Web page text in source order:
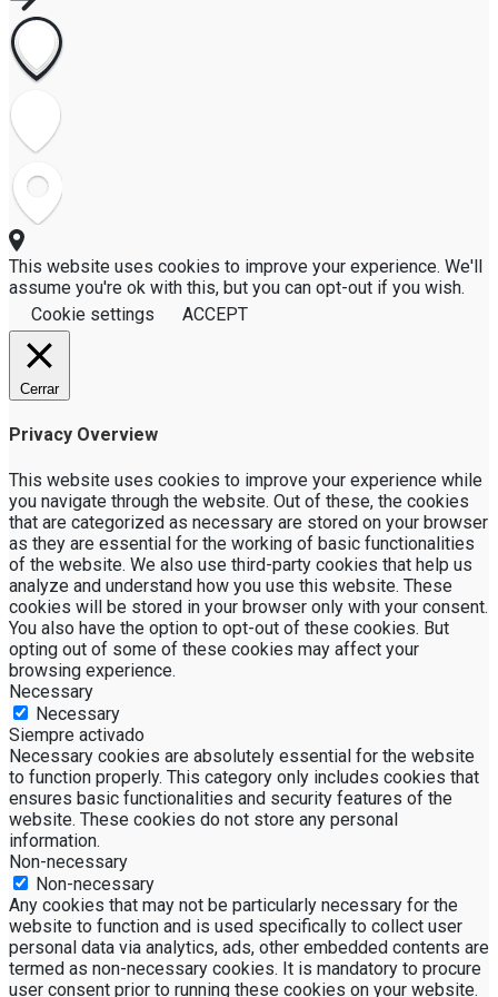
This website uses cookies to improve your experience. We'll
assume you're ok with this, but you can opt-out if you wish.
Cookie settings
ACCEPT
Cerrar
Privacy Overview
This website uses cookies to improve your experience while
you navigate through the website. Out of these, the cookies
that are categorized as necessary are stored on your browser
as they are essential for the working of basic functionalities
of the website. We also use third-party cookies that help us
analyze and understand how you use this website. These
cookies will be stored in your browser only with your consent.
You also have the option to opt-out of these cookies. But
opting out of some of these cookies may affect your
browsing experience.
Necessary
Necessary
Siempre activado
Necessary cookies are absolutely essential for the website
to function properly. This category only includes cookies that
ensures basic functionalities and security features of the
website. These cookies do not store any personal
information.
Non-necessary
Non-necessary
Any cookies that may not be particularly necessary for the
website to function and is used specifically to collect user
personal data via analytics, ads, other embedded contents are
termed as non-necessary cookies. It is mandatory to procure
user consent prior to running these cookies on your website.